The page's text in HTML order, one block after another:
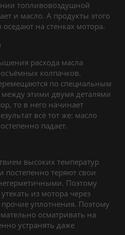
топливовоздушной
и масло. А продукты этого
на стенках мотора.
расхода масла
колпачков.
по специальным
этими двумя деталями
то в него начинает
всё тот же: масло
падает.
высоких температур
постепенно теряют свои
Поэтому
из мотора через
уплотнения. Поэтому
осматривать на
устранять даже